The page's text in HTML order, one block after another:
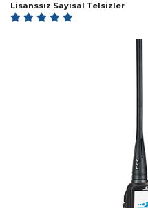
Lisanssız Sayısal Telsizler